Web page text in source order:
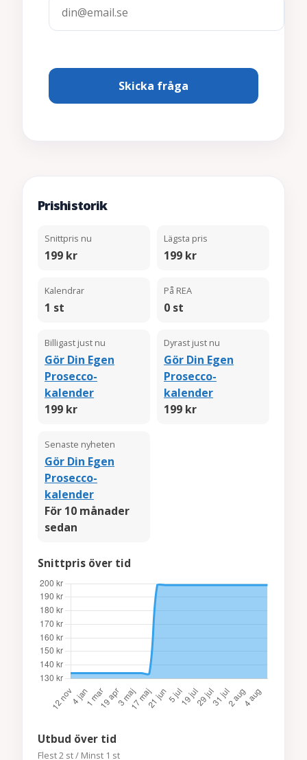
Prishistorik
Snittpris nu
199 kr
Lägsta pris
199 kr
Kalendrar
1 st
På REA
0 st
Billigast just nu
Gör Din Egen
Prosecco-
kalender
199 kr
Dyrast just nu
Gör Din Egen
Prosecco-
kalender
199 kr
Senaste nyheten
Gör Din Egen
Prosecco-
kalender
För 10 månader
sedan
Snittpris över tid
Utbud över tid
Flest 2 st / Minst 1 st